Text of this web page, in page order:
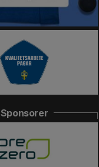
Sponsorer